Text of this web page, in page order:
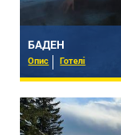
БАДЕН
Опис Готелі